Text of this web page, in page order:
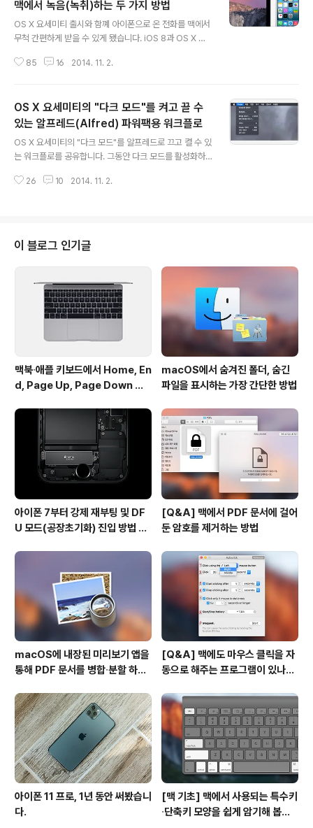
맥에서 녹음(녹취)하는 두 가지 방법
OS X 요세미티 출시와 함꼐 아이폰으로 온 전화를 맥에서
무척 간편하게 받을 수 있게 됐습니다. iOS 8과 OS X 요
룰러' 기능 덕분인데요, 이미 많은 분들이 실생활에서 적극
와 비교해 상대적으로 제약이 덜한 데스크톱에서 '일반 전
화'를 받을 수 있게 되면서 복잡한 설정이나 별도의 녹음 장
비가 없이도 통화녹음을 할 수 있는 길이 열렸기 때문입니
다. 예전에도 블루투스 신호를 이용한 핸드프리 앱을 이용
서 썩 만족스럽지는 못한 솔루션이었습니다. 그런데 이제
85 16 2014. 11. 2.
OS X 요세미티의 "다크 모드"를 켜고 끌 수
있는 알프레드(Alfred) 파워팩용 워크플로
OS X 요세미티의 "다크 모드"를 알프레드로 끄고 켤 수 있
는 워크플로를 공유합니다. 그동안 다크 모드를 활성화하
않을까 기대했는데, 도무지 나올 기미가 안 보여 직접 제작
사용하면 다시 일반(라이트) 모드로 돌아옵니다. ▼ 한 가
지 참고하셔야 할 부분은 이 워크플로를 한 번이라도 사용
하면 원래 다크모드를 활성화 하는 방법, 즉 시스템 환경설
정 ▸ 일반에 있는 '어두운 메뉴 막대 및 Dock 사용' 체크
상자가 작동하지 않습니다. 환경설정이 꼬이지 않도록 의
도적으로 이렇게 만들었..
26 10 2014. 11. 2.
이 블로그 인기글
맥북∙애플 키보드에서 Home, En
d, Page Up, Page Down 키
macOS에서 숨겨진 폴더, 숨긴
파일을 표시하는 가장 간단한 방법
아이폰 7부터 강제 재부팅 및 DF
U 모드(공장초기화) 진입 방법 변
[Q&A] 맥에서 PDF 문서에 걸어
둔 암호를 제거하는 방법
macOS에 내장된 미리보기 앱을
통해 PDF 문서를 병합∙분할 하는
[Q&A] 맥에도 마우스 클릭을 자
동으로 해주는 프로그램이 있나
아이폰 11 프로, 1년 동안 써봤습니
다.
[맥 기초] 맥에서 사용되는 특수키
∙단축키 모양을 쉽게 암기해 봅시